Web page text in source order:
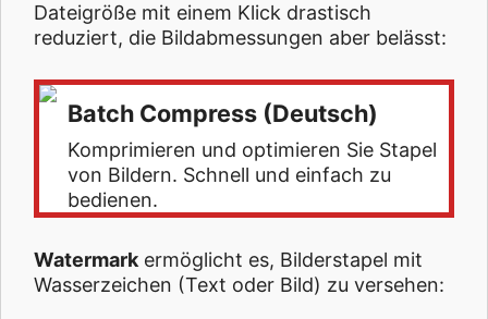
Dateigröße mit einem Klick drastisch
reduziert, die Bildabmessungen aber belässt:
Batch Compress (Deutsch)
Komprimieren und optimieren Sie Stapel
von Bildern. Schnell und einfach zu
bedienen.
Watermark ermöglicht es, Bilderstapel mit
Wasserzeichen (Text oder Bild) zu versehen: